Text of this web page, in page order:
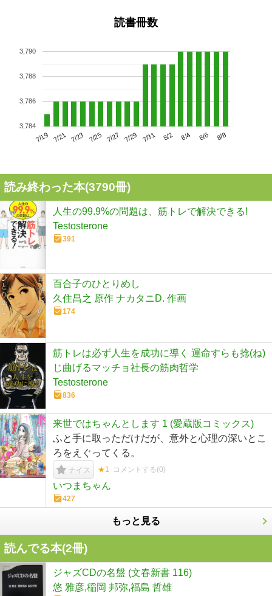
読書冊数
7/19 7/21 7/23 7/25 7/27 7/29 7/31 8/2 8/4 8/6 8/8
3,784
3,786
3,788
3,790
読み終わった本(3790冊)
人生の99.9%の問題は、筋トレで解決できる!
Testosterone
391
百合子のひとりめし
久住昌之 原作 ナカタニD. 作画
174
筋トレは必ず人生を成功に導く 運命すらも捻(ね)
じ曲げるマッチョ社長の筋肉哲学
Testosterone
836
来世ではちゃんとします 1 (愛蔵版コミックス)
ふと手に取っただけだが、意外と心理の深いとこ
ろをえぐってくる。
ナイス ★1 コメントする(0)
いつまちゃん
427
もっと見る
読んでる本(2冊)
ジャズCDの名盤 (文春新書 116)
悠 雅彦,稲岡 邦弥,福島 哲雄